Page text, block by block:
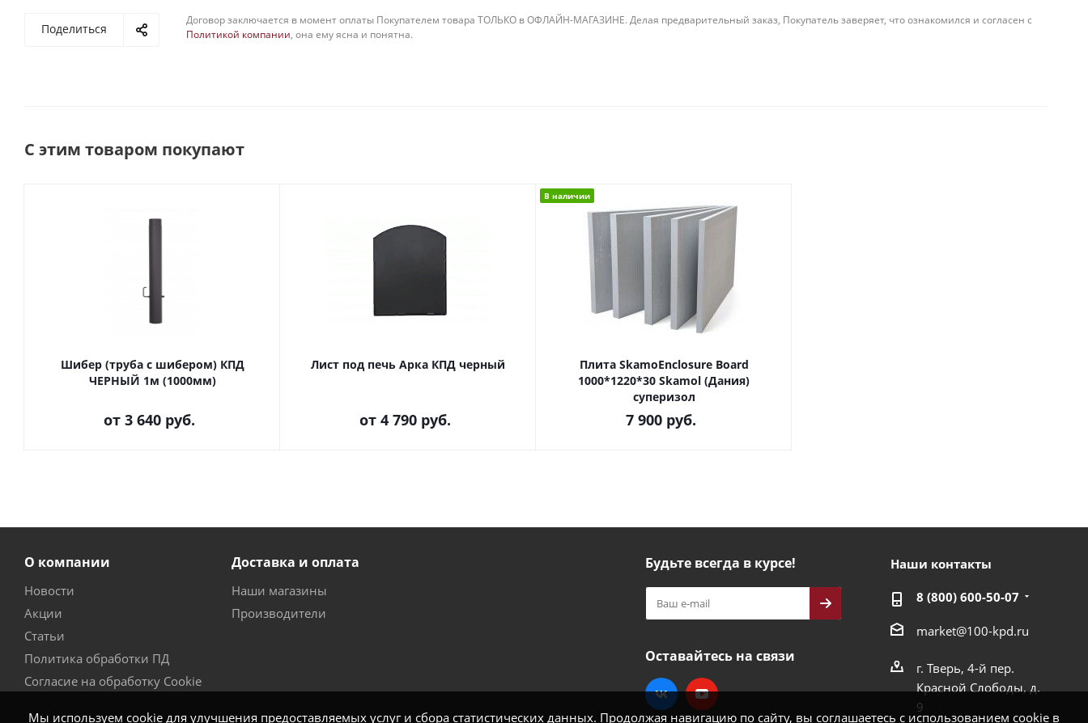
Мы используем cookie для улучшения предоставляемых услуг и сбора статистических данных. Продолжая навигацию по сайту, вы соглашаетесь с использованием cookie в
Поделиться
Договор заключается в момент оплаты Покупателем товара ТОЛЬКО в ОФЛАЙН-МАГАЗИНЕ. Делая предварительный заказ, Покупатель заверяет, что ознакомился и согласен с
Политикой компании, она ему ясна и понятна.
С этим товаром покупают
Шибер (труба с шибером) КПД
ЧЕРНЫЙ 1м (1000мм)
от 3 640 руб.
Лист под печь Арка КПД черный
от 4 790 руб.
В наличии
Плита SkamoEnclosure Board
1000*1220*30 Skamol (Дания)
суперизол
7 900 руб.
О компании
Новости
Акции
Статьи
Политика обработки ПД
Согласие на обработку Cookie
Доставка и оплата
Наши магазины
Производители
Будьте всегда в курсе!
Оставайтесь на связи
Наши контакты
8 (800) 600-50-07
market@100-kpd.ru
г. Тверь, 4-й пер.
Красной Слободы, д.
9